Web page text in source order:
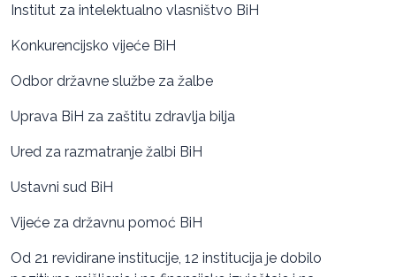
Institut za intelektualno vlasništvo BiH
Konkurencijsko vijeće BiH
Odbor državne službe za žalbe
Uprava BiH za zaštitu zdravlja bilja
Ured za razmatranje žalbi BiH
Ustavni sud BiH
Vijeće za državnu pomoć BiH
Od 21 revidirane institucije, 12 institucija je dobilo